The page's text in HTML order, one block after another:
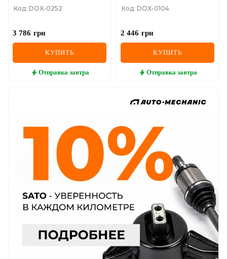
Код: DOX-0252
3 786 грн
КУПИТЬ
Отправка завтра
Код: DOX-0104
2 446 грн
КУПИТЬ
Отправка завтра